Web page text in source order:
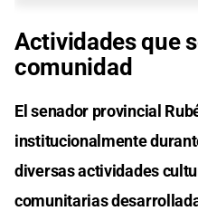
Actividades que
comunidad
El senador provincial
institucionalmente
diversas actividades
comunitarias